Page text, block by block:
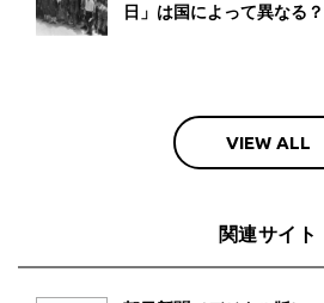
日」は国によって異なる？
VIEW ALL
関連サイト